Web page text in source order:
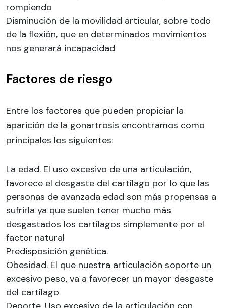
rompiendo
Disminución de la movilidad articular, sobre todo
de la flexión, que en determinados movimientos
nos generará incapacidad
Factores de riesgo
Entre los factores que pueden propiciar la
aparición de la gonartrosis encontramos como
principales los siguientes:
La edad. El uso excesivo de una articulación,
favorece el desgaste del cartílago por lo que las
personas de avanzada edad son más propensas a
sufrirla ya que suelen tener mucho más
desgastados los cartílagos simplemente por el
factor natural
Predisposición genética.
Obesidad. El que nuestra articulación soporte un
excesivo peso, va a favorecer un mayor desgaste
del cartílago